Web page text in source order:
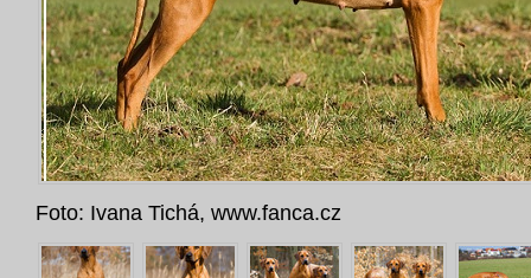
Foto: Ivana Tichá, www.fanca.cz